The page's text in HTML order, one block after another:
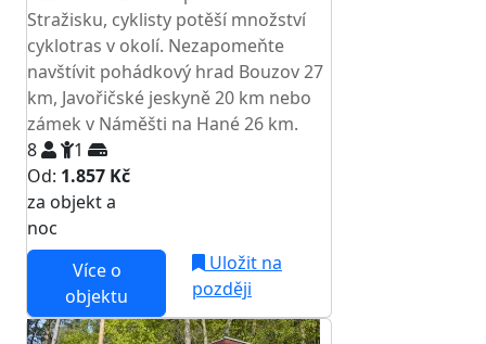
Stražisku, cyklisty potěší množství
cyklotras v okolí. Nezapomeňte
navštívit pohádkový hrad Bouzov 27
km, Javořičské jeskyně 20 km nebo
zámek v Náměšti na Hané 26 km.
8
1
Od: 1.857 Kč
za objekt a
noc
Více o
objektu
Uložit na
později